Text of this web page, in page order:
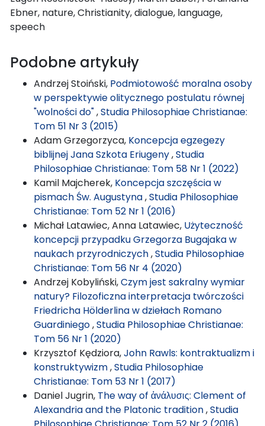
Ebner, nature, Christianity, dialogue, language,
speech
Podobne artykuły
Andrzej Stoiński, Podmiotowość moralna osoby
w perspektywie olitycznego postulatu równej
"wolności do",Studia Philosophiae Christianae:
Tom 51 Nr 3 (2015)
Adam Grzegorzyca, Koncepcja egzegezy
biblijnej Jana Szkota Eriugeny,Studia
Philosophiae Christianae: Tom 58 Nr 1 (2022)
Kamil Majcherek, Koncepcja szczęścia w
pismach Św. Augustyna,Studia Philosophiae
Christianae: Tom 52 Nr 1 (2016)
Michał Latawiec, Anna Latawiec, Użyteczność
koncepcji przypadku Grzegorza Bugajaka w
naukach przyrodniczych,Studia Philosophiae
Christianae: Tom 56 Nr 4 (2020)
Andrzej Kobyliński,Czym jest sakralny wymiar
natury? Filozoficzna interpretacja twórczości
Friedricha Hölderlina w dziełach Romano
Guardiniego,Studia Philosophiae Christianae:
Tom 56 Nr 1 (2020)
Krzysztof Kędziora,John Rawls: kontraktualizm i
konstruktywizm,Studia Philosophiae
Christianae: Tom 53 Nr 1 (2017)
Daniel Jugrin, The way of ἀνάλυσις: Clement of
Alexandria and the Platonic tradition,Studia